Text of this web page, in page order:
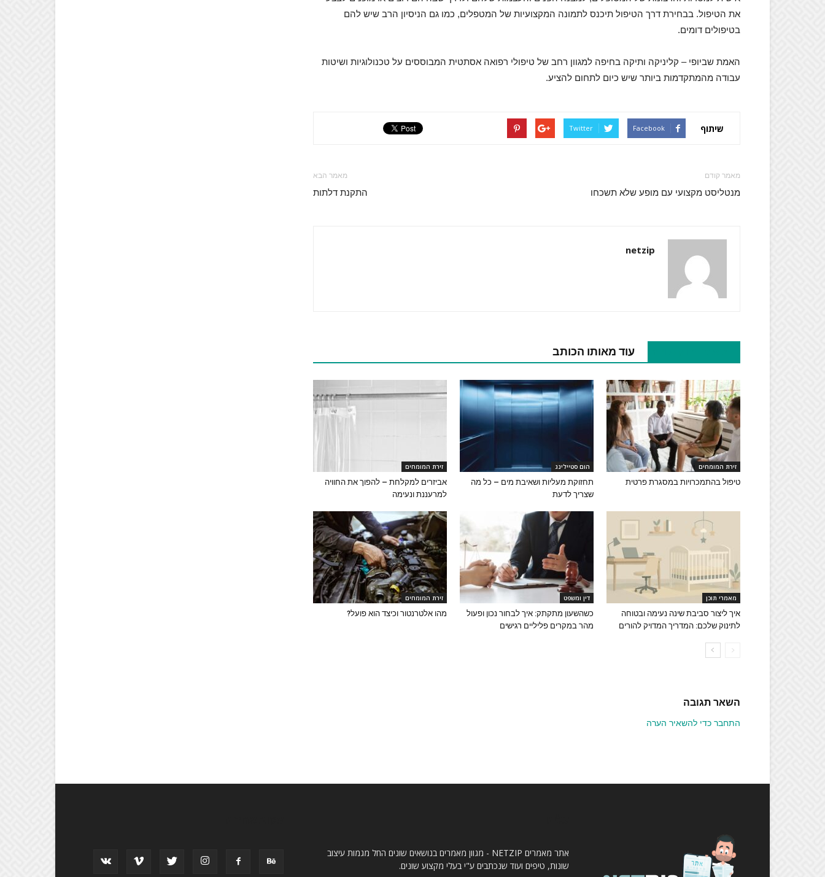
את הטיפול. בבחירת דרך הטיפול תיכנס לתמונה המקצועיות של המטפלים, כמו גם הניסיון הרב שיש להם
בטיפולים דומים.
האמת שביופי – קליניקה ותיקה בחיפה למגוון רחב של טיפולי רפואה אסתטית המבוססים על טכנולוגיות ושיטות
עבודה מהמתקדמות ביותר שיש כיום לתחום להציע.
שיתוף Facebook
Twitter
מאמר קודם
מנטליסט מקצועי עם מופע שלא תשכחו
מאמר הבא
התקנת דלתות
netzip
עוד מאותו הכותב
זירת המומחים
טיפול בהתמכרויות במסגרת פרטית
הום סטיילינג
תחזוקת מעליות ושאיבת מים – כל מה
שצריך לדעת
זירת המומחים
אביזרים למקלחת – להפוך את החוויה
למרעננת ונעימה
מאמרי תוכן
איך ליצור סביבת שינה נעימה ובטוחה
לתינוק שלכם: המדריך המדויק להורים
דין ומשפט
כשהשעון מתקתק: איך לבחור נכון ופעול
מהר במקרים פליליים רגישים
זירת המומחים
מהו אלטרנטור וכיצד הוא פועל?
השאר תגובה
התחבר כדי להשאיר הערה
אתר מאמרים NETZIP - מגוון מאמרים בנושאים שונים החל מגמות עיצוב
שונות, טיפים ועוד שנכתבים ע"י בעלי מקצוע שונים.